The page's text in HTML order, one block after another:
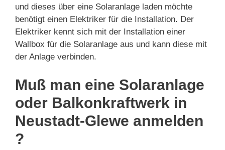
und dieses über eine Solaranlage laden möchte
benötigt einen Elektriker für die Installation. Der
Elektriker kennt sich mit der Installation einer
Wallbox für die Solaranlage aus und kann diese mit
der Anlage verbinden.
Muß man eine Solaranlage
oder Balkonkraftwerk in
Neustadt-Glewe anmelden
?